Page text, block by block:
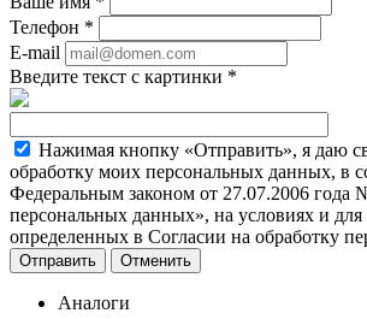
Телефон *
E-mail
Введите текст с картинки *
Нажимая кнопку «Отправить», я даю
обработку моих персональных данных, в
Федеральным законом от 27.07.2006
персональных данных», на условиях и для
определенных в Согласии на обработку
Отменить
Аналоги